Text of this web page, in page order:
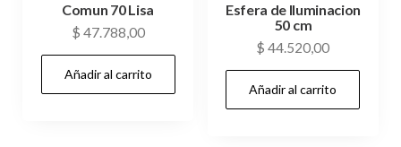
Comun 70 Lisa
$ 47.788,00
Añadir al carrito
Esfera de Iluminacion
50 cm
$ 44.520,00
Añadir al carrito